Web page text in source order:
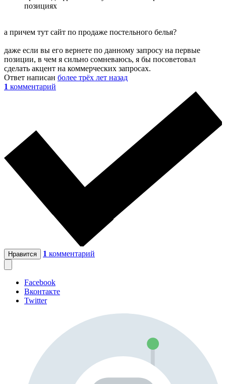
позициях
а причем тут сайт по продаже постельного белья?
даже если вы его вернете по данному запросу на первые
позиции, в чем я сильно сомневаюсь, я бы посоветовал
сделать акцент на коммерческих запросах.
Ответ написан более трёх лет назад
1 комментарий
Нравится 1 комментарий
Facebook
Вконтакте
Twitter